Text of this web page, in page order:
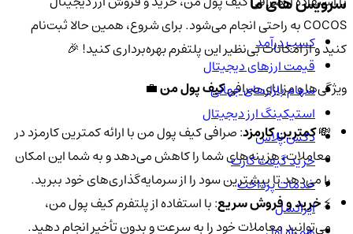
COCOS به راحتی انجام می‌شود. برای شروع، همین حالا ثبت‌نام
کنید و از امکانات بی‌نظیر این پلتفرم بهره‌برداری کنید! 🎉
ویژگی‌ها و مزایای صرافیکیف پول من💼
💸کمترین کارمزد: صرافی کیف پول من با ارائه کمترین کارمزد در
معاملات، هزینه‌های شما را کاهش می‌دهد و به شما این امکان
را می‌دهد تا بیشترین سود را از سرمایه‌گذاری‌های خود ببرید.
⚡️خرید و فروش سریع: با استفاده از پلتفرم کیف پول من،
می‌توانید معاملات خود را به سرعت و بدون تأخیر انجام دهید.
کسب درآمد
قیمت ارزهای دیجیتال
سهام بازارهای جهانی
استیکینگ ارز دیجیتال
دکس پلاس
خرید گیفت کارت
خدمات پرداخت
ایرانسل